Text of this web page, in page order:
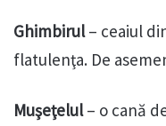
Ghimbirul– ceaiul
flatulenţa. De
Muşeţelul– o cană